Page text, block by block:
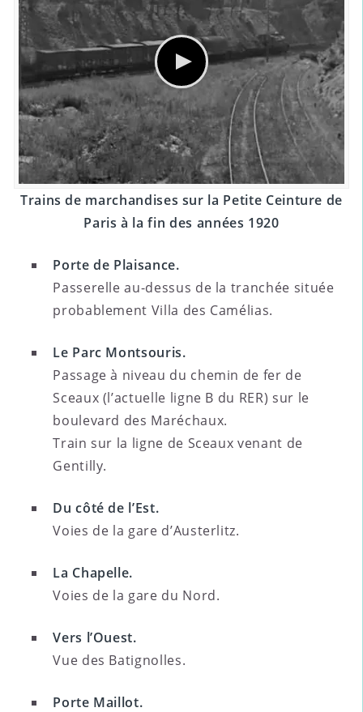
Trains de marchandises sur la Petite Ceinture de
Paris à la fin des années 1920
Porte de Plaisance.
Passerelle au-dessus de la tranchée située
probablement Villa des Camélias.
Le Parc Montsouris.
Passage à niveau du chemin de fer de
Sceaux (l’actuelle ligne B du RER) sur le
boulevard des Maréchaux.
Train sur la ligne de Sceaux venant de
Gentilly.
Du côté de l’Est.
Voies de la gare d’Austerlitz.
La Chapelle.
Voies de la gare du Nord.
Vers l’Ouest.
Vue des Batignolles.
Porte Maillot.